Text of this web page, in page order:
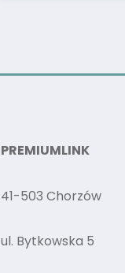
PREMIUMLINK
41-503 Chorzów
ul. Bytkowska 5